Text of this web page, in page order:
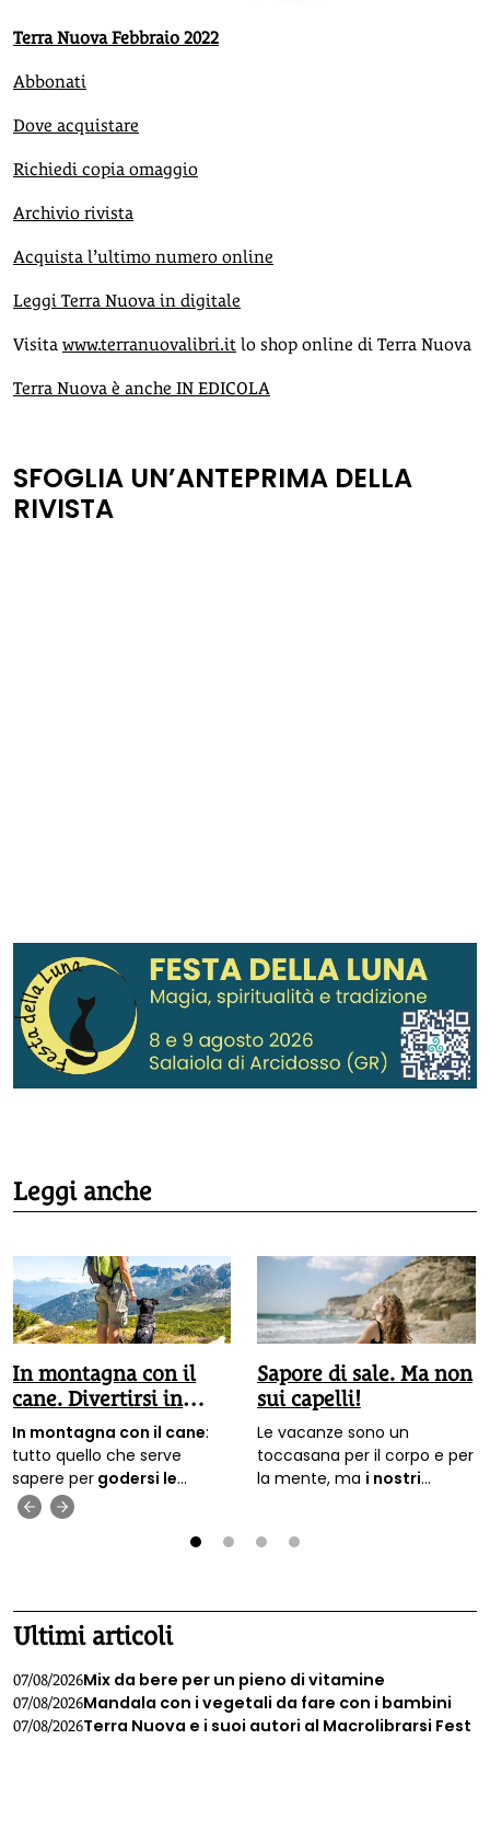
Terra Nuova Febbraio 2022
Abbonati
Dove acquistare
Richiedi copia omaggio
Archivio rivista
Acquista l’ultimo numero online
Leggi Terra Nuova in digitale
Visita www.terranuovalibri.it lo shop online di Terra Nuova
Terra Nuova è anche IN EDICOLA
SFOGLIA UN’ANTEPRIMA DELLA
RIVISTA
Leggi anche
In montagna con il
cane. Divertirsi in
sicurezza
In montagna con il cane:
tutto quello che serve
sapere per godersi le
escursioni
del proprio animale e
Sapore di sale. Ma non
sui capelli!
Le vacanze sono un
toccasana per il corpo e per
la mente, ma i nostri
salsedine
Ultimi articoli
07/08/2026Mix da bere per un pieno di vitamine
07/08/2026Mandala con i vegetali da fare con i bambini
07/08/2026Terra Nuova e i suoi autori al Macrolibrarsi Fest